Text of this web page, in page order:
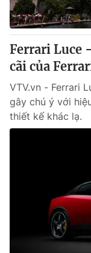
Ferrari Luce
cãi của
VTV.vn - Ferrari
gây chú ý với
thiết kế khác lạ.